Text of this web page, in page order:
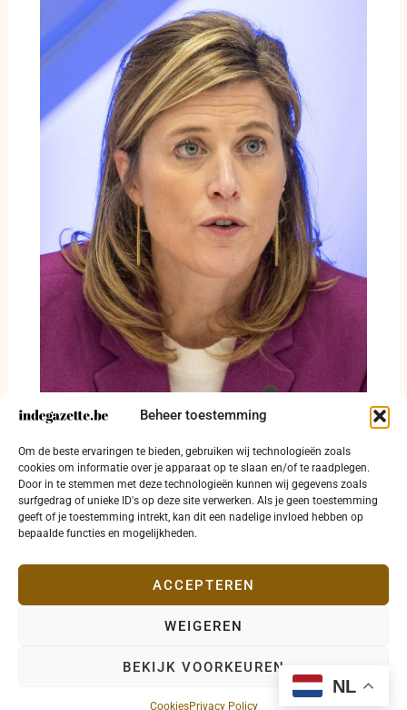
Beheer toestemming
Om de beste ervaringen te bieden, gebruiken wij technologieën zoals
cookies om informatie over je apparaat op te slaan en/of te raadplegen.
Door in te stemmen met deze technologieën kunnen wij gegevens zoals
surfgedrag of unieke ID's op deze site verwerken. Als je geen toestemming
geeft of je toestemming intrekt, kan dit een nadelige invloed hebben op
bepaalde functies en mogelijkheden.
ACCEPTEREN
WEIGEREN
BEKIJK VOORKEUREN
CookiesPrivacy Policy
Annelies Verlinden maakt balans op na
achttien maanden Justitie en Noordzee
3 augustus 2026
Copyright © 2026 indegazette.be |Privacy
NL